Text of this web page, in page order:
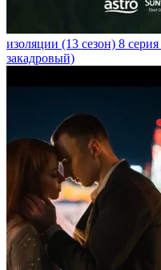
изоляции (13 сезон) 8 серия
закадровый)